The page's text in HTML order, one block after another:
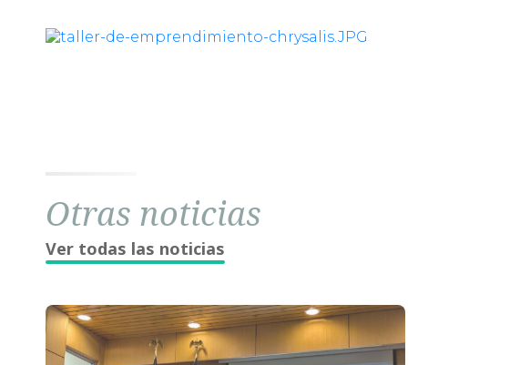
Otras noticias
Ver todas las noticias